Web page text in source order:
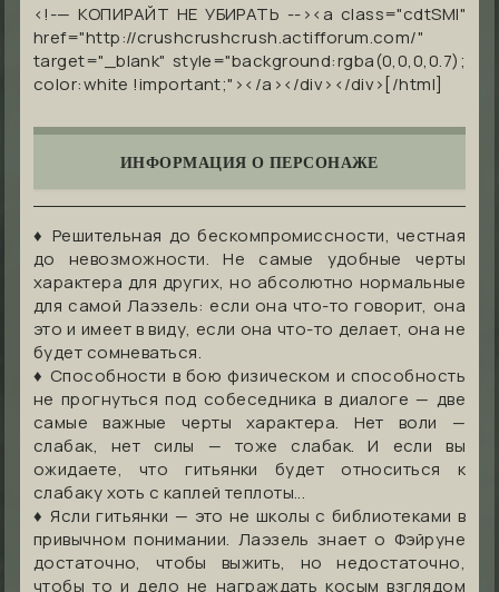
<!-— КОПИРАЙТ НЕ УБИРАТЬ --><a class="cdtSMI"
href="http://crushcrushcrush.actifforum.com/"
target="_blank" style="background:rgba(0,0,0,0.7);
color:white !important;"></a></div></div>[/html]
ИНФОРМАЦИЯ О ПЕРСОНАЖЕ
♦ Решительная до бескомпромиссности, честная
до невозможности. Не самые удобные черты
характера для других, но абсолютно нормальные
для самой Лаэзель: если она что-то говорит, она
это и имеет в виду, если она что-то делает, она не
будет сомневаться.
♦ Способности в бою физическом и способность
не прогнуться под собеседника в диалоге — две
самые важные черты характера. Нет воли —
слабак, нет силы — тоже слабак. И если вы
ожидаете, что гитьянки будет относиться к
слабаку хоть с каплей теплоты...
♦ Ясли гитьянки — это не школы с библиотеками в
привычном понимании. Лаэзель знает о Фэйруне
достаточно, чтобы выжить, но недостаточно,
чтобы то и дело не награждать косым взглядом